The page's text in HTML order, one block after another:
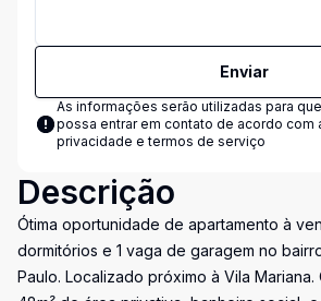
Enviar
As informações serão utilizadas para
possa entrar em contato de acordo com
privacidade e termos de serviço
Descrição
Ótima oportunidade de apartamento à
dormitórios e 1 vaga de garagem no
Paulo. Localizado próximo à Vila Mariana.